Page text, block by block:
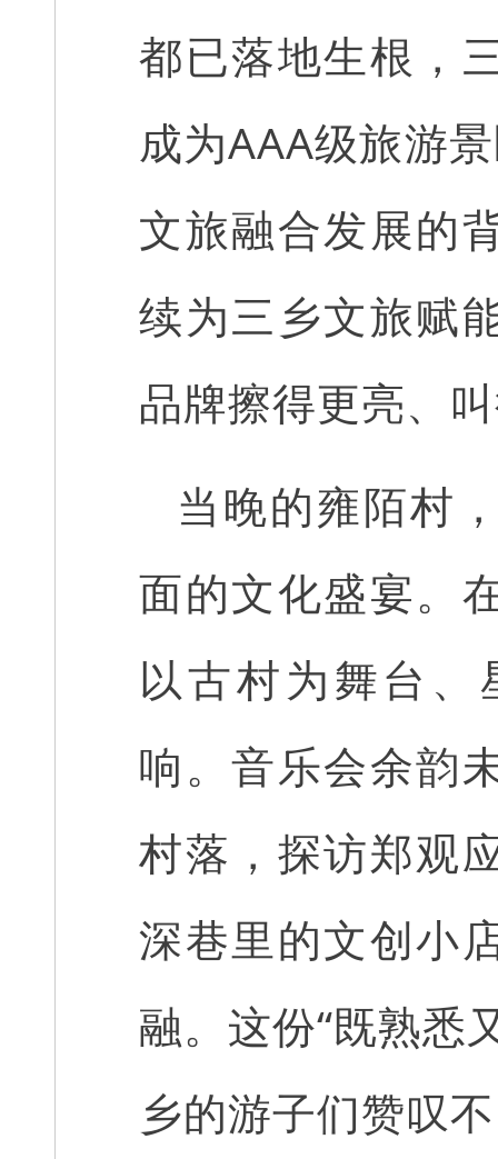
都已落地生根，
成为AAA级旅游
文旅融合发展的
续为三乡文旅赋
品牌擦得更亮、
当晚的雍陌村
面的文化盛宴。
以古村为舞台
响。音乐会余韵
村落，探访郑观
深巷里的文创小
融。这份“既熟悉
乡的游子们赞叹